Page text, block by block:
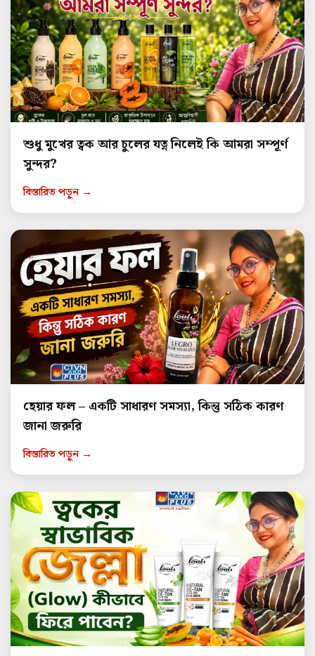
শুধু মুখের ত্বক আর চুলের যত্ন নিলেই কি আমরা সম্পূর্ণ
সুন্দর?
বিস্তারিত পড়ুন →
হেয়ার ফল – একটি সাধারণ সমস্যা, কিন্তু সঠিক কারণ
জানা জরুরি
বিস্তারিত পড়ুন →